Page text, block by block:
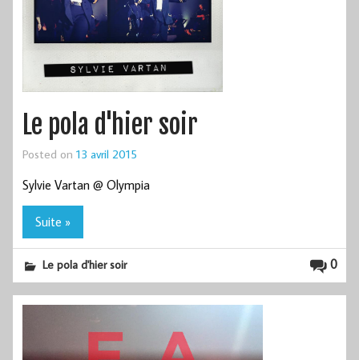
Le pola d'hier soir
Posted on 13 avril 2015
Sylvie Vartan @ Olympia
Suite »
0
Le pola d'hier soir